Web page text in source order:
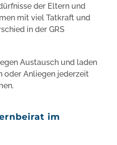
der Eltern und
mit viel Tatkraft und
in der GRS
Austausch und laden
oder Anliegen jederzeit
im